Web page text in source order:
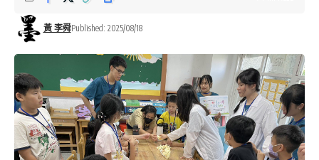
黃 李舜Published: 2025/08/18